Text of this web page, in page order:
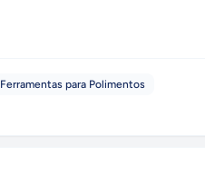
Ferramentas para Polimentos